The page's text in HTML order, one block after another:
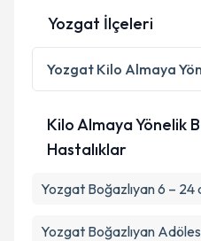
Kişisel verilerimin
Metni
'ni okudum ve
kapsamda
Takvim
Yozgat İlçeleri
Yozgat Kilo Almaya
Kilo Almaya Yönelik
Hastalıklar
Yozgat Boğazlıyan 6 – 24
Yozgat Boğazlıyan